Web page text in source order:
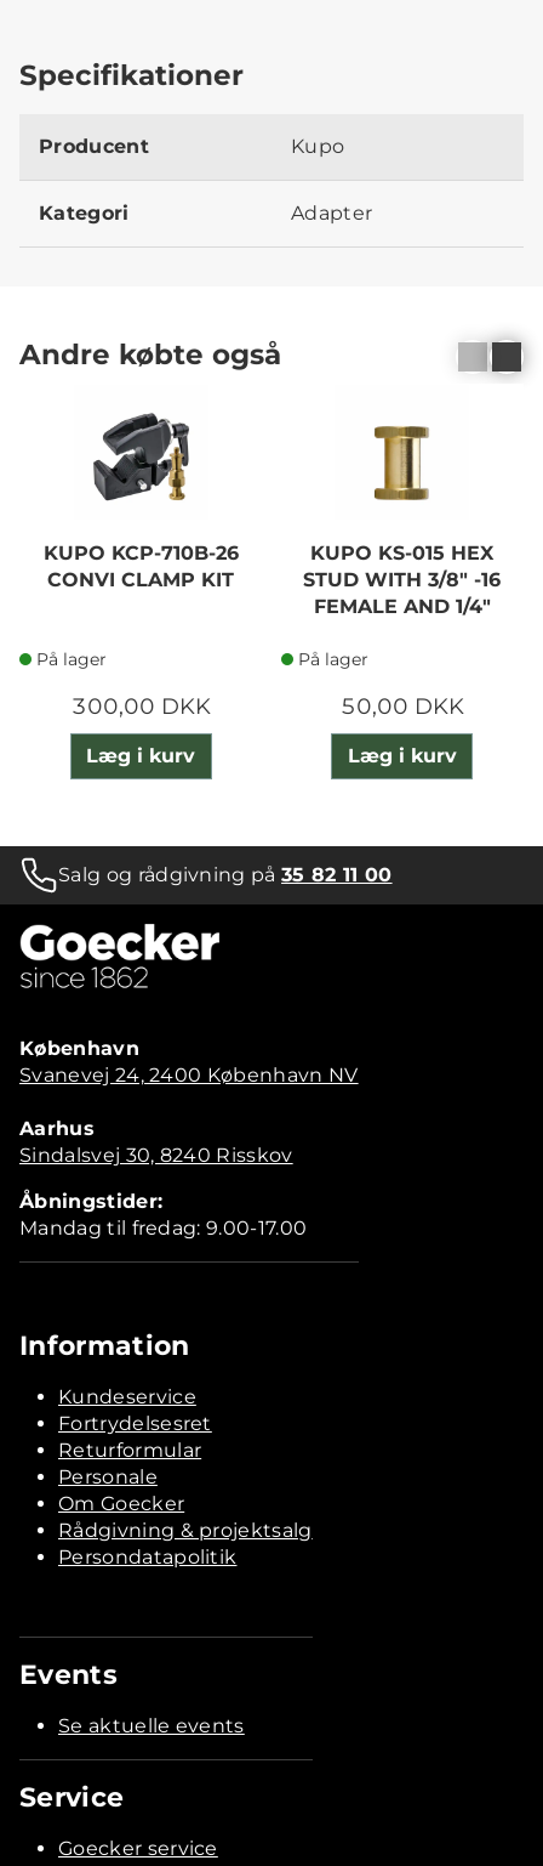
Specifikationer
Producent Kupo
Kategori Adapter
Andre købte også
KUPO KCP-710B-26
CONVI CLAMP KIT
På lager
300,00 DKK
Læg i kurv
KUPO KS-015 HEX
STUD WITH 3/8" -16
FEMALE AND 1/4"
På lager
50,00 DKK
Læg i kurv
Salg og rådgivning på35 82 11 00
København
Svanevej 24, 2400 København NV
Aarhus
Sindalsvej 30, 8240 Risskov
Åbningstider:
Mandag til fredag: 9.00-17.00
Information
Kundeservice
Fortrydelsesret
Returformular
Personale
Om Goecker
Rådgivning & projektsalg
Persondatapolitik
Events
Se aktuelle events
Service
Goecker service